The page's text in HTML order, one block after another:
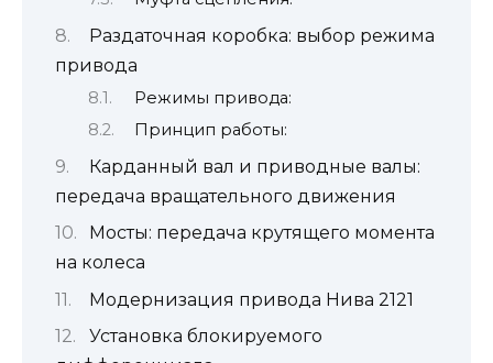
Раздаточная коробка: выбор режима
привода
Режимы привода:
Принцип работы:
Карданный вал и приводные валы:
передача вращательного движения
Мосты: передача крутящего момента
на колеса
Модернизация привода Нива 2121
Установка блокируемого